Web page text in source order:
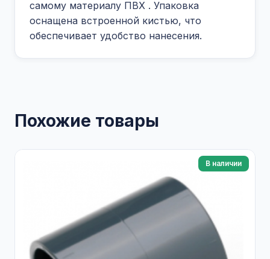
самому материалу ПВХ . Упаковка
оснащена встроенной кистью, что
обеспечивает удобство нанесения.
Похожие товары
В наличии